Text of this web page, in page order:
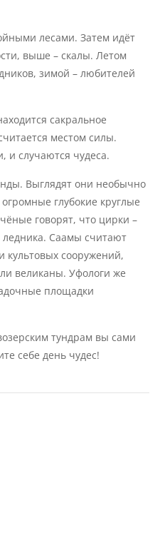
лесами. Затем идëт
выше – скалы. Летом
зимой – любителей
сакральное
местом силы.
и случаются чудеса.
Выглядят они необычно
глубокие круглые
говорят, что цирки –
ледника. Саамы считают
культовых сооружений,
великаны. Уфологи же
площадки
тундрам вы сами
себе день чудес!